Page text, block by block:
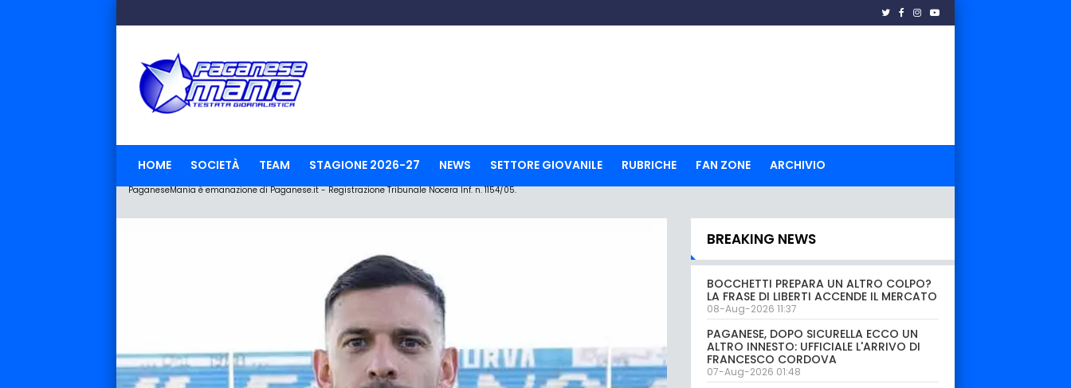
HOME SOCIETÀ TEAM STAGIONE 2026-27 NEWS SETTORE GIOVANILE RUBRICHE FAN ZONE ARCHIVIO
PaganeseMania è emanazione di Paganese.it - Registrazione Tribunale Nocera Inf. n. 1154/05.
BREAKING NEWS
BOCCHETTI PREPARA UN ALTRO COLPO?
LA FRASE DI LIBERTI ACCENDE IL MERCATO
08-Aug-2026 11:37
PAGANESE, DOPO SICURELLA ECCO UN
ALTRO INNESTO: UFFICIALE L'ARRIVO DI
FRANCESCO CORDOVA
07-Aug-2026 01:48